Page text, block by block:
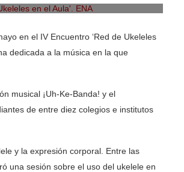
en el IV Encuentro ‘Red de Ukeleles
dedicada a la música en la que
musical ¡Uh-Ke-Banda! y el
de entre diez colegios e institutos
y la expresión corporal. Entre las
una sesión sobre el uso del ukelele en